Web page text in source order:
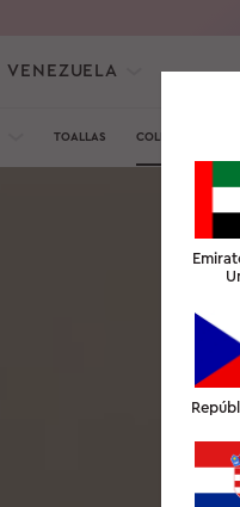
VENEZUELA
TOALLAS COLECCIÓN DE